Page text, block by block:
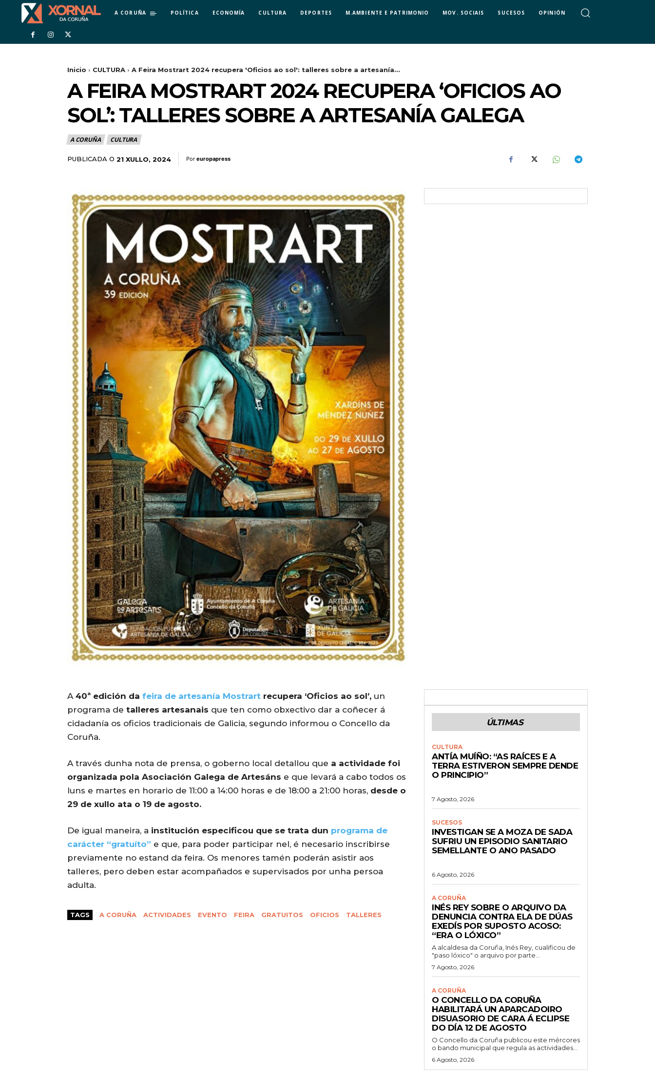
A CORUÑA POLÍTICA ECONOMÍA CULTURA DEPORTES M.AMBIENTE E PATRIMONIO MOV. SOCIAIS SUCESOS OPINIÓN
Inicio CULTURA A Feira Mostrart 2024 recupera 'Oficios ao sol': talleres sobre a artesanía...
A FEIRA MOSTRART 2024 RECUPERA ‘OFICIOS AO
SOL’: TALLERES SOBRE A ARTESANÍA GALEGA
A CORUÑA CULTURA
PUBLICADA O 21 XULLO, 2024 Por europapress
A 40ª edición da feira de artesanía Mostrart recupera ‘Oficios ao sol’, un
programa de talleres artesanais que ten como obxectivo dar a coñecer á
cidadanía os oficios tradicionais de Galicia, segundo informou o Concello da
Coruña.
A través dunha nota de prensa, o goberno local detallou que a actividade foi
organizada pola Asociación Galega de Artesáns e que levará a cabo todos os
luns e martes en horario de 11:00 a 14:00 horas e de 18:00 a 21:00 horas, desde o
29 de xullo ata o 19 de agosto.
De igual maneira, a institución especificou que se trata dun programa de
carácter “gratuíto” e que, para poder participar nel, é necesario inscribirse
previamente no estand da feira. Os menores tamén poderán asistir aos
talleres, pero deben estar acompañados e supervisados por unha persoa
adulta.
TAGS A CORUÑA ACTIVIDADES EVENTO FEIRA GRATUITOS OFICIOS TALLERES
ÚLTIMAS
CULTURA
ANTÍA MUÍÑO: “AS RAÍCES E A
TERRA ESTIVERON SEMPRE DENDE
O PRINCIPIO”
7 Agosto, 2026
SUCESOS
INVESTIGAN SE A MOZA DE SADA
SUFRIU UN EPISODIO SANITARIO
SEMELLANTE O ANO PASADO
6 Agosto, 2026
A CORUÑA
INÉS REY SOBRE O ARQUIVO DA
DENUNCIA CONTRA ELA DE DÚAS
EXEDÍS POR SUPOSTO ACOSO:
“ERA O LÓXICO”
A alcaldesa da Coruña, Inés Rey, cualificou de
"paso lóxico" o arquivo por parte...
7 Agosto, 2026
A CORUÑA
O CONCELLO DA CORUÑA
HABILITARÁ UN APARCADOIRO
DISUASORIO DE CARA Á ECLIPSE
DO DÍA 12 DE AGOSTO
O Concello da Coruña publicou este mércores
o bando municipal que regula as actividades...
6 Agosto, 2026